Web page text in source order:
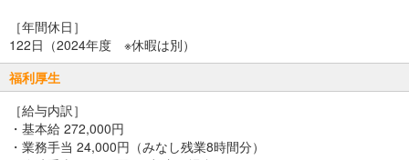
［年間休日］
122日（2024年度 ※休暇は別）
福利厚生
［給与内訳］
・基本給 272,000円
・業務手当 24,000円（みなし残業8時間分）